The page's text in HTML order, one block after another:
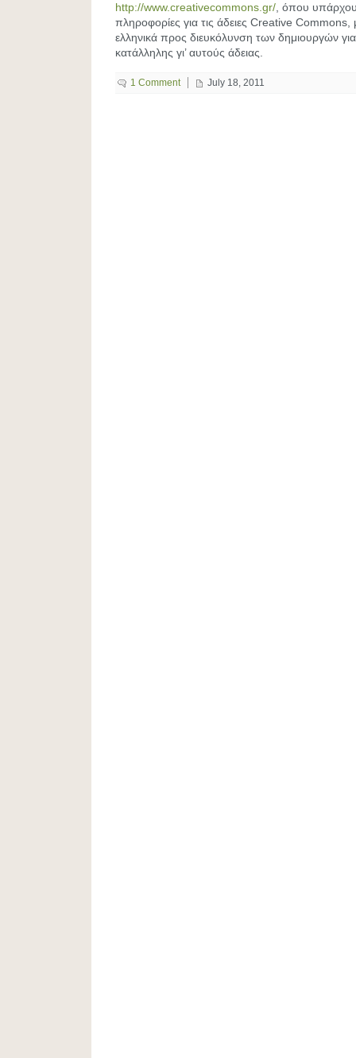
http://www.creativecommons.gr/, όπου
πληροφορίες για τις άδειες Creative
ελληνικά προς διευκόλυνση των δημιουργών
κατάλληλης γι’ αυτούς άδειας.
1 Comment July 18, 2011